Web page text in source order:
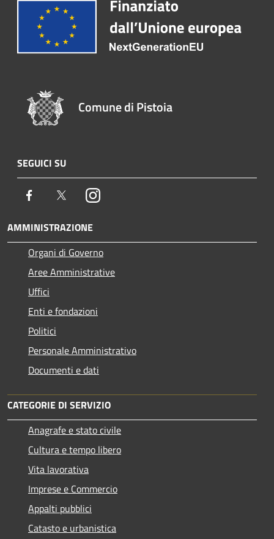
Comune di Pistoia
SEGUICI SU
Facebook TwitterInstagram
AMMINISTRAZIONE
Organi di Governo
Aree Amministrative
Uffici
Enti e fondazioni
Politici
Personale Amministrativo
Documenti e dati
CATEGORIE DI SERVIZIO
Anagrafe e stato civile
Cultura e tempo libero
Vita lavorativa
Imprese e Commercio
Appalti pubblici
Catasto e urbanistica